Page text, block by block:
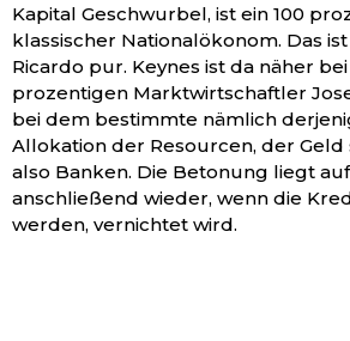
Kapital Geschwurbel, ist ein 100
klassischer Nationalökonom. Das
Ricardo pur. Keynes ist da näher
prozentigen Marktwirtschaftler
bei dem bestimmte nämlich
Allokation der Resourcen, der Geld
also Banken. Die Betonung liegt
anschließend wieder, wenn die
werden, vernichtet wird.